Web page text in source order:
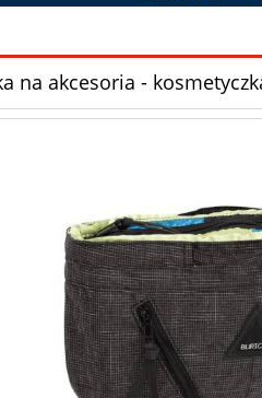
na akcesoria -